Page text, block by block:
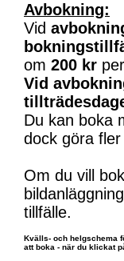
Avbokning:
Vid
om 200 kr
Vid
Du kan boka
dock göra fler
Om du vill
tillfälle.
Kvälls- och helgschema
att boka - när du klickat